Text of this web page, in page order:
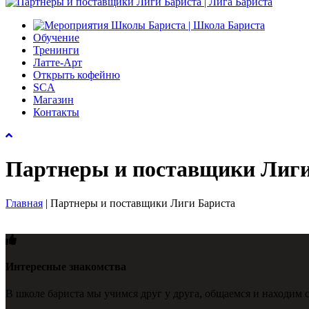
Обучение
Тренинги
Латте-Арт
Открыть кофейню
SCA
Магазин
Контакты
Партнеры и поставщики
Главная | Партнеры и поставщики Лиги Бариста
Интересные знакомства
В школе бариста мы учимся друг у друга, общаемся и находим